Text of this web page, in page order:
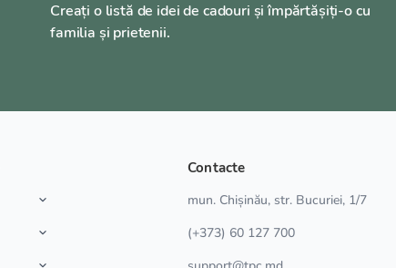
Creați o listă de idei de cadouri și împărtășiți-o cu
familia și prietenii.
Contacte
mun. Chișinău, str. Bucuriei, 1/7
(+373) 60 127 700